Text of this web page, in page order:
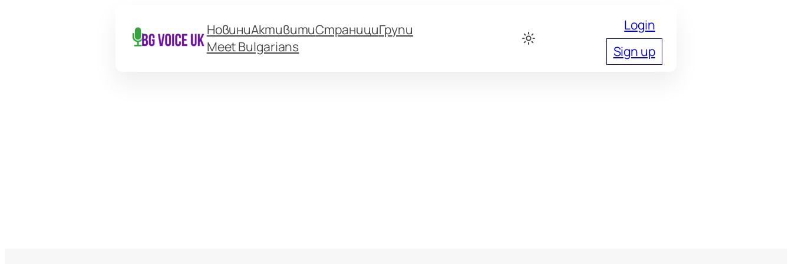
НовиниАктивитиСтранициГрупи
Meet Bulgarians
Login
Sign up